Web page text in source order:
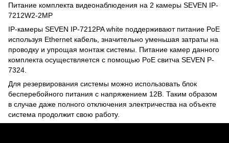
Питание комплекта видеонаблюдения на 2 камеры SEVEN IP-
7212W2-2MP
IP-камеры SEVEN IP-7212PA white поддерживают питание PoE
используя Ethernet кабель, значительно уменьшая затраты на
проводку и упрощая монтаж системы. Питание камер данного
комплекта осуществляется с помощью PoE свитча SEVEN P-
7324.
Для резервирования системы можно использовать блок
бесперебойного питания с напряжением 12В. Таким образом
в случае даже полного отключения электричества на объекте
система продолжит свою работу.